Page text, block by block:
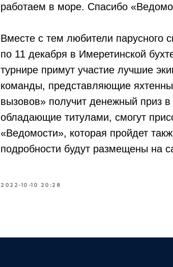
работаем в море. Спасибо
Вместе с тем любители парусного
по 11 декабря в Имеретинской
турнире примут участие лучшие
команды, представляющие
вызовов» получит денежный приз
обладающие титулами, смогут
«Ведомости», которая пройдет
подробности будут размещены на
2022-10-10 20:28